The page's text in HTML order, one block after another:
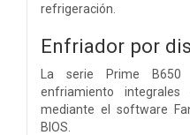
refrigeración.
Enfriador por
La serie Prime
enfriamiento
mediante el software
BIOS.